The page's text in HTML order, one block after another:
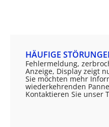
HÄUFIGE
Fehlermeldung,
Anzeige, Display zeigt
Sie möchten mehr
wiederkehrenden
Kontaktieren Sie unser